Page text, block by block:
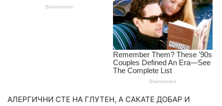
АЛЕРГИЧНИ СТЕ НА ГЛУТЕН, А САКАТЕ ДОБАР И